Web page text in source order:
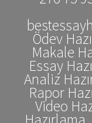
Ödev
Makale
Essay
Analiz
Rapor
Video